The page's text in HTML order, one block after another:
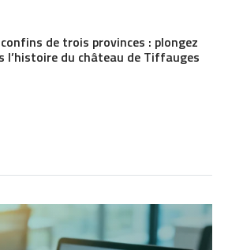
de trois provinces : plongez
l’histoire du château de Tiffauges